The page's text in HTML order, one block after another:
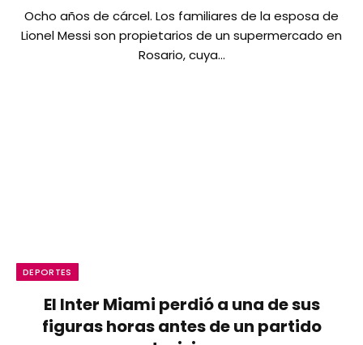
Ocho años de cárcel. Los familiares de la esposa de
Lionel Messi son propietarios de un supermercado en
Rosario, cuya…
DEPORTES
El Inter Miami perdió a una de sus
figuras horas antes de un partido